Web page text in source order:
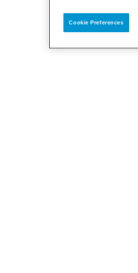
Cookie Preferences